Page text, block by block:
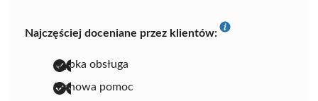
Najczęściej doceniane przez klientów:
szybka obsługa
fachowa pomoc